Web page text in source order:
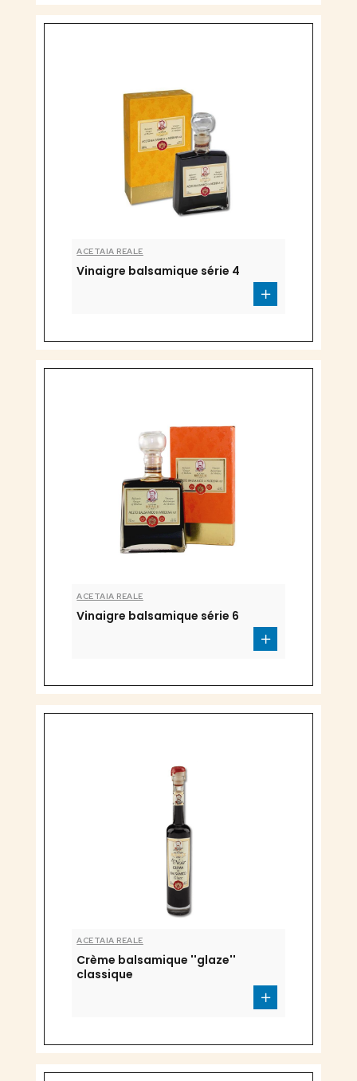
ACETAIA REALE
Vinaigre balsamique série 4
ACETAIA REALE
Vinaigre balsamique série 6
ACETAIA REALE
Crème balsamique ''glaze''
classique